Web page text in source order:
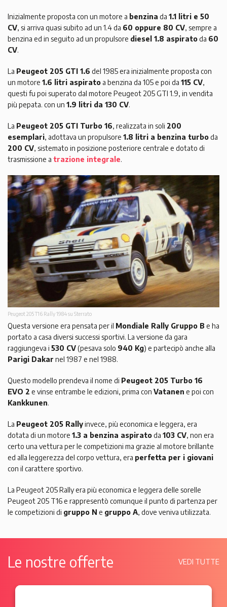
Inizialmente proposta con un motore a benzina da 1.1 litri e 50
CV, si arriva quasi subito ad un 1.4 da 60 oppure 80 CV, sempre a
benzina ed in seguito ad un propulsore diesel 1.8 aspiratoda 60
CV.
La Peugeot 205 GTI 1.6 del 1985 era inizialmente proposta con
un motore 1.6 litri aspirato a benzina da 105 e poi da 115 CV,
questi fu poi superato dal motore Peugeot 205 GTI 1.9, in vendita
più pepata. con un 1.9 litri da 130 CV.
La Peugeot 205 GTI Turbo 16, realizzata in soli 200
esemplari, adottava un propulsore 1.8 litri a benzina turboda
200 CV, sistemato in posizione posteriore centrale e dotato di
trasmissione a trazione integrale.
Peugeot 205 T16 Rally 1984 su Sterrato
Questa versione era pensata per il Mondiale Rally Gruppo B e ha
portato a casa diversi successi sportivi. La versione da gara
raggiungeva i 530 CV(pesava solo 940 Kg) e partecipò anche alla
Parigi Dakar nel 1987 e nel 1988.
Questo modello prendeva il nome di Peugeot 205 Turbo 16
EVO 2 e vinse entrambe le edizioni, prima con Vatanen e poi con
Kankkunen.
La Peugeot 205 Rallyinvece, più economica e leggera, era
dotata di un motore 1.3 a benzina aspiratoda 103 CV, non era
certo una vettura per le competizioni ma grazie al motore brillante
ed alla leggerezza del corpo vettura, era perfetta per i giovani
con il carattere sportivo.
La Peugeot 205 Rally era più economica e leggera delle sorelle
Peugeot 205 T16 e rappresentò comunque il punto di partenza per
le competizioni di gruppo N e gruppo A, dove veniva utilizzata.
Le nostre offerte VEDI TUTTE